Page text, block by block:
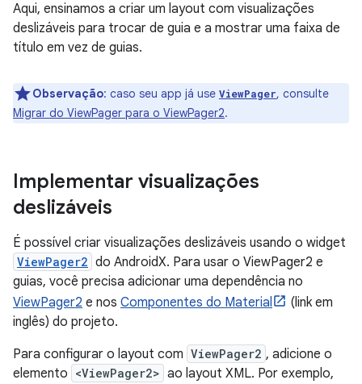
Aqui, ensinamos a criar um layout com visualizações
deslizáveis para trocar de guia e a mostrar uma faixa de
título em vez de guias.
Observação: caso seu app já use ViewPager, consulte
Migrar do ViewPager para o ViewPager2.
Implementar visualizações
deslizáveis
É possível criar visualizações deslizáveis usando o widget
ViewPager2 do AndroidX. Para usar o ViewPager2 e
guias, você precisa adicionar uma dependência no
ViewPager2 e nos Componentes do Material
(link em
inglês) do projeto.
Para configurar o layout com ViewPager2 , adicione o
elemento <ViewPager2> ao layout XML. Por exemplo,